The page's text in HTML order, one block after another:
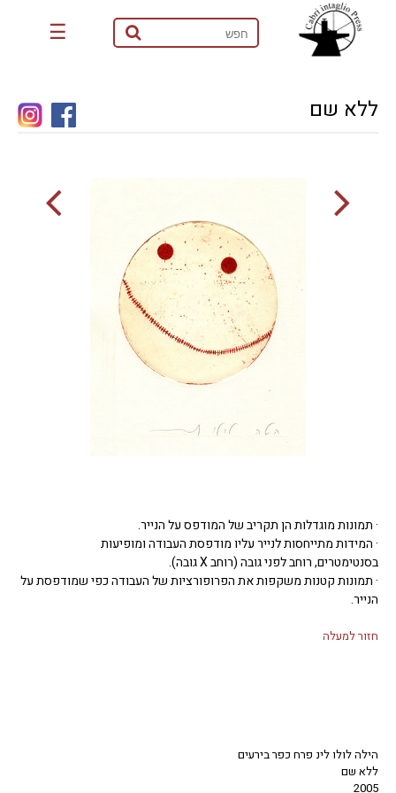
☰
ללא שם
· תמונות מוגדלות הן תקריב של המודפס על הנייר.
· המידות מתייחסות לנייר עליו מודפסת העבודה ומופיעות
בסנטימטרים, רוחב לפני גובה (רוחב X גובה).
· תמונות קטנות משקפות את הפרופורציות של העבודה כפי שמודפסת על
הנייר.
חזור למעלה
הילה לולו לינ פרח כפר בירעים
ללא שם
2005